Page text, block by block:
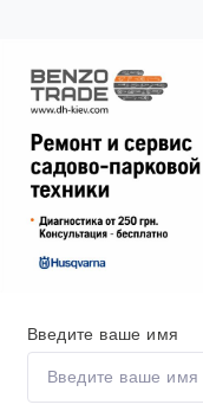
Введите ваше имя